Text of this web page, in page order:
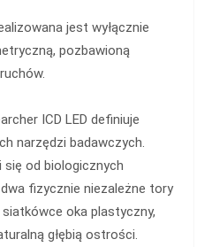
jest wyłącznie
pozbawioną
ICD LED definiuje
narzędzi badawczych.
się od biologicznych
fizycznie niezależne tory
oka plastyczny,
głębią ostrości.